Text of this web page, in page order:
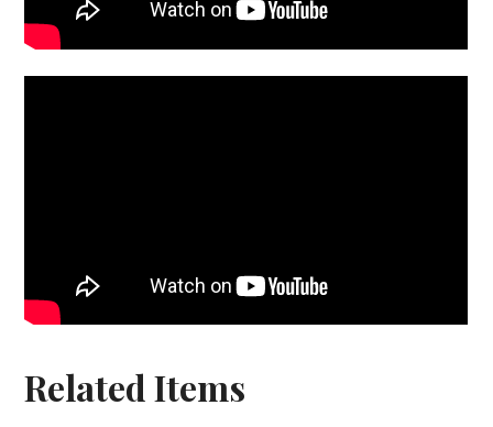
Related Items